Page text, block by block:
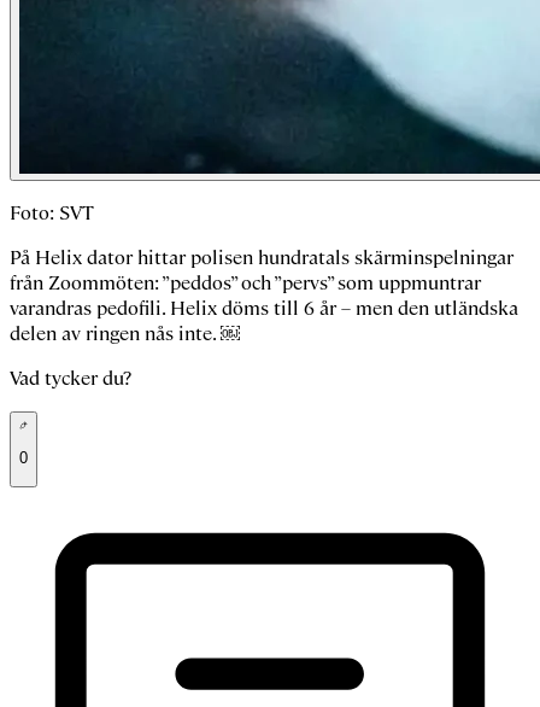
Foto: SVT
På Helix dator hittar polisen hundratals skärminspelningar
från Zoommöten: ”peddos” och ”pervs” som uppmuntrar
varandras pedofili. Helix döms till 6 år – men den utländska
delen av ringen nås inte. ￼
Vad tycker du?
0